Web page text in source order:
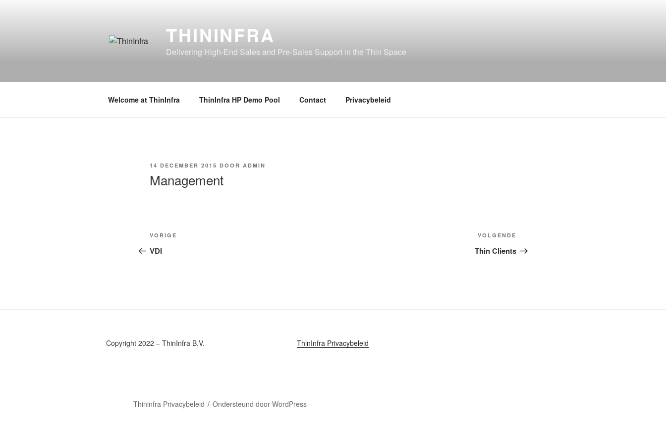
THININFRA
Delivering High-End Sales and Pre-Sales Support in the Thin Space
Welcome at ThinInfra ThinInfra HP Demo Pool Contact Privacybeleid
GEPLAATST
14 DECEMBER 2015 DOOR ADMIN
Management
Bericht
navigatie
Vorig
bericht
VORIGE
VDI
bericht
VOLGENDE
Thin Clients
Copyright 2022 – ThinInfra B.V. ThinInfra Privacybeleid
Thininfra Privacybeleid Ondersteund door WordPress